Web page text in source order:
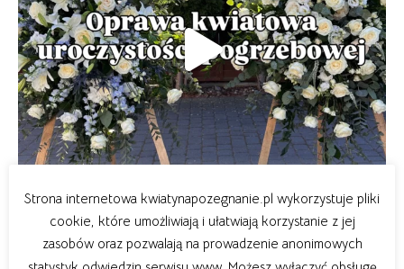
Strona internetowa kwiatynapozegnanie.pl wykorzystuje pliki
cookie, które umożliwiają i ułatwiają korzystanie z jej
zasobów oraz pozwalają na prowadzenie anonimowych